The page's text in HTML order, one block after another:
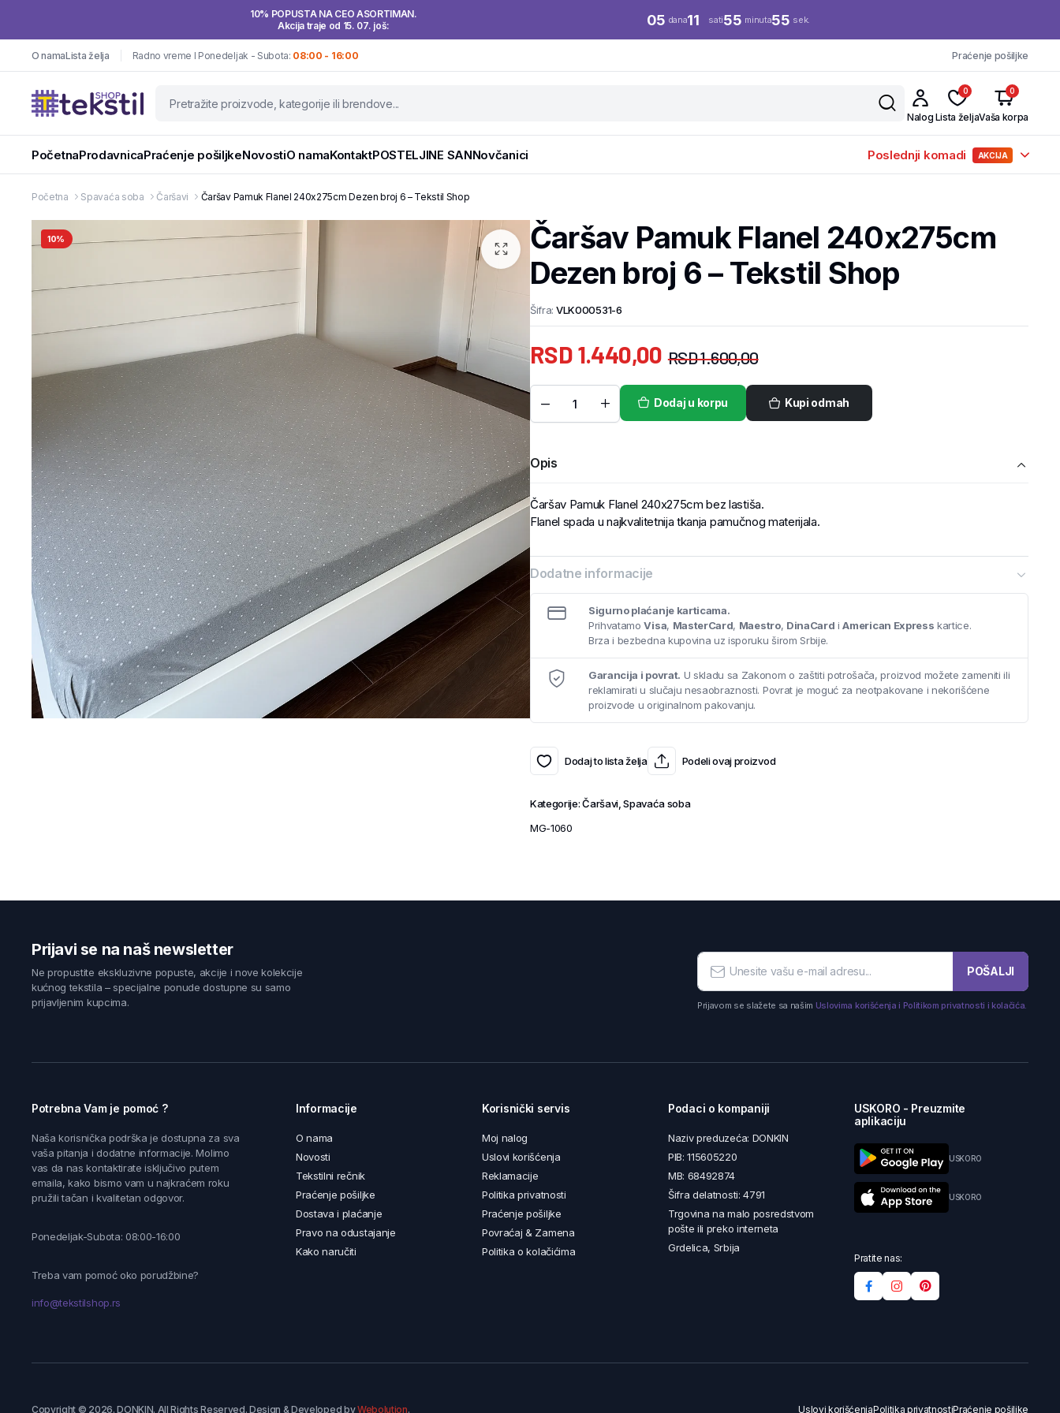
10% POPUSTA NA CEO ASORTIMAN.
Akcija traje od 15. 07. još:
05 dana11 sati55 minuta55 sek.
O namaLista želja Radno vreme I Ponedeljak - Subota: 08:00 - 16:00 Praćenje pošiljke
Nalog
0
Lista želja
0
Vaša korpa
PočetnaProdavnicaPraćenje pošiljkeNovostiO namaKontaktPOSTELJINE SANNovčanici Poslednji komadi AKCIJA
Početna Spavaća soba Čaršavi Čaršav Pamuk Flanel 240x275cm Dezen broj 6 – Tekstil Shop
10%
Čaršav Pamuk Flanel 240x275cm
Dezen broj 6 – Tekstil Shop
Šifra: VLK000531-6
RSD1.600,00
RSD1.440,00
Dodaj u korpu Kupi odmah
Opis
Čaršav Pamuk Flanel 240x275cm bez lastiša.
Flanel spada u najkvalitetnija tkanja pamučnog materijala.
Dodatne informacije
Sigurno plaćanje karticama.
PrihvatamoVisa, MasterCard, Maestro, DinaCard iAmerican Express kartice.
Brza i bezbedna kupovina uz isporuku širom Srbije.
Garancija i povrat. U skladu sa Zakonom o zaštiti potrošača, proizvod možete zameniti ili
reklamirati u slučaju nesaobraznosti. Povrat je moguć za neotpakovane i nekorišćene
proizvode u originalnom pakovanju.
Dodaj to lista želja Podeli ovaj proizvod
Kategorije:Čaršavi,Spavaća soba
MG-1060
Prijavi se na naš newsletter
Ne propustite ekskluzivne popuste, akcije i nove kolekcije
kućnog tekstila – specijalne ponude dostupne su samo
prijavljenim kupcima.
POŠALJI
Prijavom se slažete sa našim Uslovima korišćenja i Politikom privatnosti i kolačića.
Potrebna Vam je pomoć ?
Naša korisnička podrška je dostupna za sva
vaša pitanja i dodatne informacije. Molimo
vas da nas kontaktirate isključivo putem
emaila, kako bismo vam u najkraćem roku
pružili tačan i kvalitetan odgovor.
Ponedeljak-Subota: 08:00-16:00
Treba vam pomoć oko porudžbine?
info@tekstilshop.rs
Informacije
O nama
Novosti
Tekstilni rečnik
Praćenje pošiljke
Dostava i plaćanje
Pravo na odustajanje
Kako naručiti
Korisnički servis
Moj nalog
Uslovi korišćenja
Reklamacije
Politika privatnosti
Praćenje pošiljke
Povraćaj & Zamena
Politika o kolačićima
Podaci o kompaniji
Naziv preduzeća: DONKIN
PIB: 115605220
MB: 68492874
Šifra delatnosti: 4791
Trgovina na malo posredstvom
pošte ili preko interneta
Grdelica, Srbija
USKORO - Preuzmite
aplikaciju
USKORO
USKORO
Pratite nas:
Copyright © 2026. DONKIN. All Rights Reserved. Design & Developed byWebolution. Uslovi korišćenjaPolitika privatnostiPraćenje pošiljke